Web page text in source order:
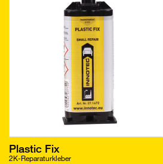
Plastic Fix
2K-Reparaturkleber